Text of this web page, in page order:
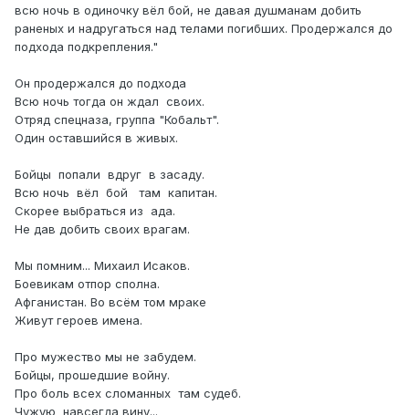
всю ночь в одиночку вёл бой, не давая душманам добить
раненых и надругаться над телами погибших. Продержался до
подхода подкрепления."
Он продержался до подхода
Всю ночь тогда он ждал своих.
Отряд спецназа, группа "Кобальт".
Один оставшийся в живых.
Бойцы попали вдруг в засаду.
Всю ночь вёл бой там капитан.
Скорее выбраться из ада.
Не дав добить своих врагам.
Мы помним... Михаил Исаков.
Боевикам отпор сполна.
Афганистан. Во всём том мраке
Живут героев имена.
Про мужество мы не забудем.
Бойцы, прошедшие войну.
Про боль всех сломанных там судеб.
Чужую навсегда вину...